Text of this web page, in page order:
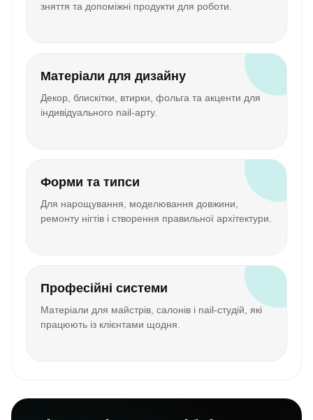
зняття та допоміжні продукти для роботи.
Матеріали для дизайну
Декор, блискітки, втирки, фольга та акценти для
індивідуального nail-арту.
Форми та типси
Для нарощування, моделювання довжини,
ремонту нігтів і створення правильної архітектури.
Професійні системи
Матеріали для майстрів, салонів і nail-студій, які
працюють із клієнтами щодня.